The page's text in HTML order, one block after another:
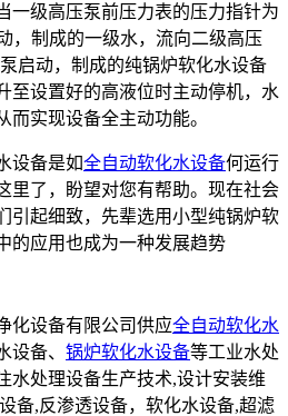
一级高压泵前压力表的压力指针为
，制成的一级水，流向二级高压
启动，制成的纯锅炉软化水设备
至设置好的高液位时主动停机，水
而实现设备全主动功能。
设备是如全自动软化水设备何运行
里了，盼望对您有帮助。现在社会
引起细致，先辈选用小型纯锅炉软
的应用也成为一种发展趋势
化设备有限公司供应全自动软化水
设备、 锅炉软化水设备等工业水处
水处理设备生产技术,设计安装维
备,反渗透设备，软化水设备,超滤